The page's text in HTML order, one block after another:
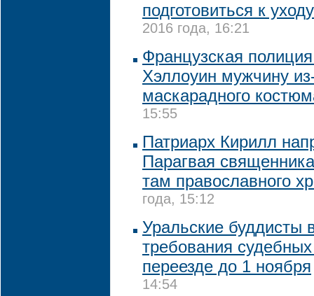
подготовиться к
2016 года, 16:21
Французская
Хэллоуин мужчину
маскарадного
15:55
Патриарх Кирилл
Парагвая
там православного
года, 15:12
Уральские буддисты
требования
переезде до 1 ноября
14:54